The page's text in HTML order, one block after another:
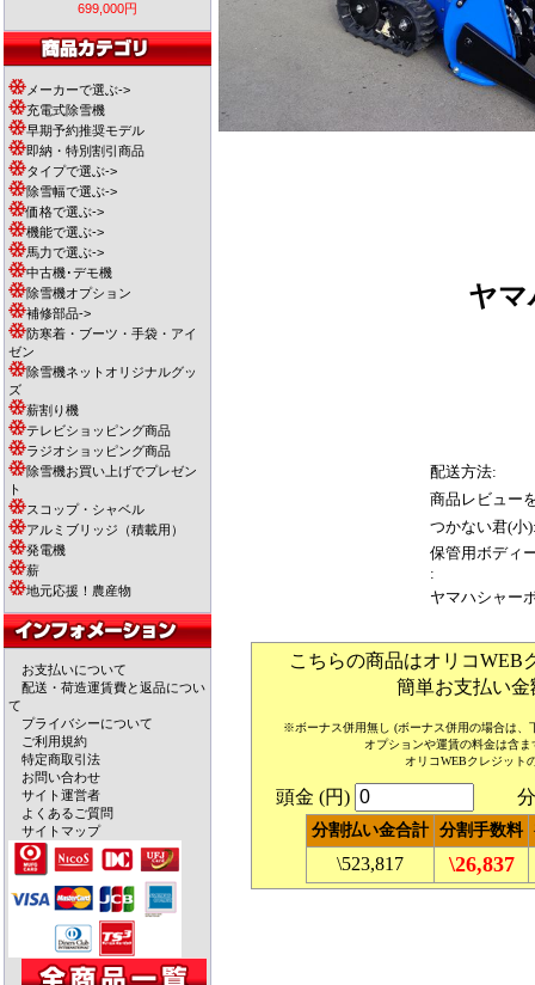
699,000円
メーカーで選ぶ->
充電式除雪機
早期予約推奨モデル
即納・特別割引商品
タイプで選ぶ->
除雪幅で選ぶ->
価格で選ぶ->
機能で選ぶ->
馬力で選ぶ->
中古機･デモ機
除雪機オプション
補修部品->
防寒着・ブーツ・手袋・アイ
ゼン
除雪機ネットオリジナルグッ
ズ
薪割り機
テレビショッピング商品
ラジオショッピング商品
除雪機お買い上げでプレゼン
ト
スコップ・シャベル
アルミブリッジ（積載用）
発電機
薪
地元応援！農産物
お支払いについて
配送・荷造運賃費と返品につい
て
プライバシーについて
ご利用規約
特定商取引法
お問い合わせ
サイト運営者
よくあるご質問
サイトマップ
ヤ
配送方法:
商品レビュー
つかない君(小
保管用ボディ
:
ヤマハシャー
こちらの商品はオリコWEB
簡単お支払い
※ボーナス併用無し (ボーナス併用の場合は、
オプションや運賃の料金は含
オリコWEBクレジット
頭金 (円) 分
分割払い金合計 分割手数料
\523,817 \26,837